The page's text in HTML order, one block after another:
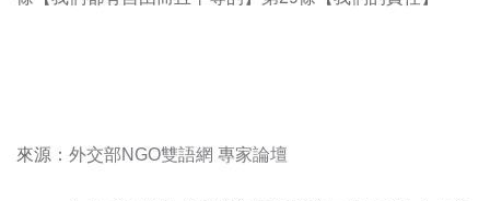
來源： 外交部NGO雙語網 專家論壇